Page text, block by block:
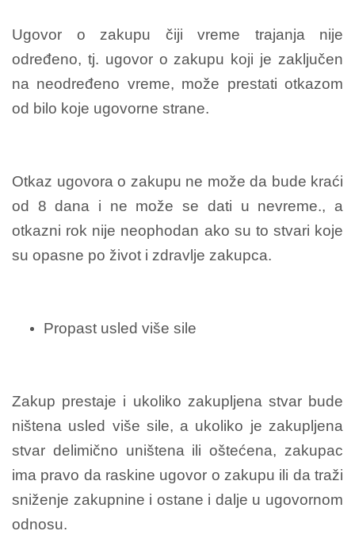
Ugovor o zakupu čiji vreme trajanja nije
određeno, tj. ugovor o zakupu koji je zaključen
na neodređeno vreme, može prestati otkazom
od bilo koje ugovorne strane.
Otkaz ugovora o zakupu ne može da bude kraći
od 8 dana i ne može se dati u nevreme., a
otkazni rok nije neophodan ako su to stvari koje
su opasne po život i zdravlje zakupca.
Propast usled više sile
Zakup prestaje i ukoliko zakupljena stvar bude
ništena usled više sile, a ukoliko je zakupljena
stvar delimično uništena ili oštećena, zakupac
ima pravo da raskine ugovor o zakupu ili da traži
sniženje zakupnine i ostane i dalje u ugovornom
odnosu.